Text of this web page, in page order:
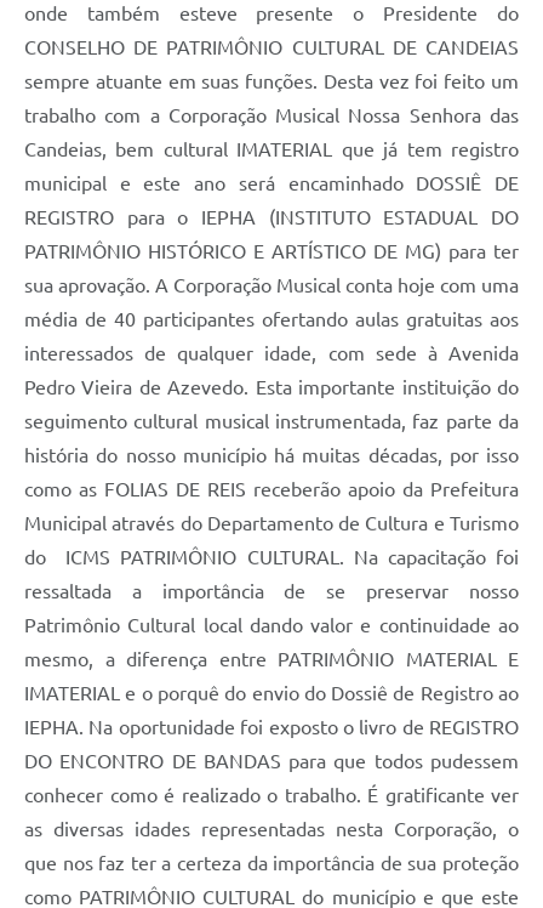
onde também esteve presente o Presidente do
CONSELHO DE PATRIMÔNIO CULTURAL DE CANDEIAS
sempre atuante em suas funções. Desta vez foi feito um
trabalho com a Corporação Musical Nossa Senhora das
Candeias, bem cultural IMATERIAL que já tem registro
municipal e este ano será encaminhado DOSSIÊ DE
REGISTRO para o IEPHA (INSTITUTO ESTADUAL DO
PATRIMÔNIO HISTÓRICO E ARTÍSTICO DE MG) para ter
sua aprovação. A Corporação Musical conta hoje com uma
média de 40 participantes ofertando aulas gratuitas aos
interessados de qualquer idade, com sede à Avenida
Pedro Vieira de Azevedo. Esta importante instituição do
seguimento cultural musical instrumentada, faz parte da
história do nosso município há muitas décadas, por isso
como as FOLIAS DE REIS receberão apoio da Prefeitura
Municipal através do Departamento de Cultura e Turismo
do ICMS PATRIMÔNIO CULTURAL. Na capacitação foi
ressaltada a importância de se preservar nosso
Patrimônio Cultural local dando valor e continuidade ao
mesmo, a diferença entre PATRIMÔNIO MATERIAL E
IMATERIAL e o porquê do envio do Dossiê de Registro ao
IEPHA. Na oportunidade foi exposto o livro de REGISTRO
DO ENCONTRO DE BANDAS para que todos pudessem
conhecer como é realizado o trabalho. É gratificante ver
as diversas idades representadas nesta Corporação,
o
que nos faz ter a certeza da importância de sua proteção
como PATRIMÔNIO CULTURAL do município e que este